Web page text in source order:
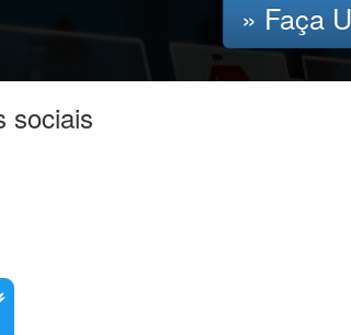
Lote
com asfalto